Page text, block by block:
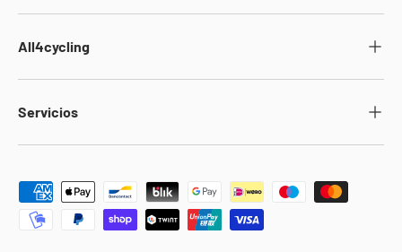
All4cycling
Servicios
Formas de pago aceptadas